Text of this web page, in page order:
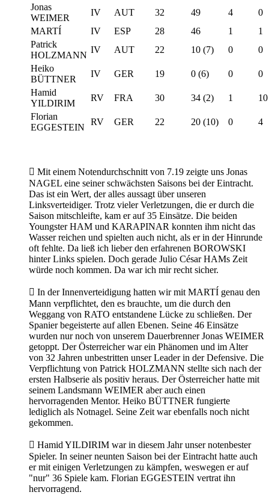
Jonas
WEIMER
IV AUT 32 49 4
0
MARTÍ
IV ESP 28 46 1
1
Patrick
HOLZMANN
IV AUT 22 10 (7) 0
0
Heiko
BÜTTNER
IV GER 19 0 (6) 0
0
Hamid
YILDIRIM
RV FRA 30 34 (2) 1
10
Florian
EGGESTEIN
RV GER 22 20 (10) 0 4
 Mit einem Notendurchschnitt von 7.19 zeigte uns Jonas
NAGEL eine seiner schwächsten Saisons bei der Eintracht.
Das ist ein Wert, der alles aussagt über unseren
Linksverteidiger. Trotz vieler Verletzungen, die er durch die
Saison mitschleifte, kam er auf 35 Einsätze. Die beiden
Youngster HAM und KARAPINAR konnten ihm nicht das
Wasser reichen und spielten auch nicht, als er in der Hinrunde
oft fehlte. Da ließ ich lieber den erfahrenen BOROWSKI
hinter Links spielen. Doch gerade Julio César HAMs Zeit
würde noch kommen. Da war ich mir recht sicher.
 In der Innenverteidigung hatten wir mit MARTÍ genau den
Mann verpflichtet, den es brauchte, um die durch den
Weggang von RATO entstandene Lücke zu schließen. Der
Spanier begeisterte auf allen Ebenen. Seine 46 Einsätze
wurden nur noch von unserem Dauerbrenner Jonas WEIMER
getoppt. Der Österreicher war ein Phänomen und im Alter
von 32 Jahren unbestritten unser Leader in der Defensive. Die
Verpflichtung von Patrick HOLZMANN stellte sich nach der
ersten Halbserie als positiv heraus. Der Österreicher hatte mit
seinem Landsmann WEIMER aber auch einen
hervorragenden Mentor. Heiko BÜTTNER fungierte
lediglich als Notnagel. Seine Zeit war ebenfalls noch nicht
gekommen.
 Hamid YILDIRIM war in diesem Jahr unser notenbester
Spieler. In seiner neunten Saison bei der Eintracht hatte auch
er mit einigen Verletzungen zu kämpfen, weswegen er auf
"nur" 36 Spiele kam. Florian EGGESTEIN vertrat ihn
hervorragend.